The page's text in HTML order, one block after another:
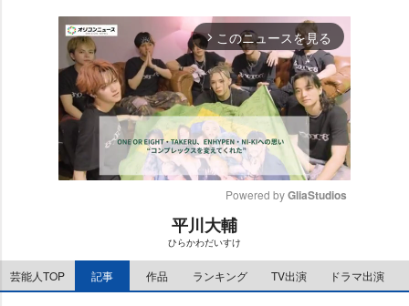
arrow_forward_ios このニュースを見る
e
Powered by GliaStudios
平川大輔
ひらかわだいすけ
芸能人TOP 記事 作品 ランキング TV出演 ドラマ出演